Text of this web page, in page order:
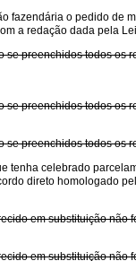
fazendária o pedido de
a redação dada pela
se preenchidos todos
se preenchidos todos
se preenchidos todos
tenha celebrado
direto homologado
em substituição não
em substituição